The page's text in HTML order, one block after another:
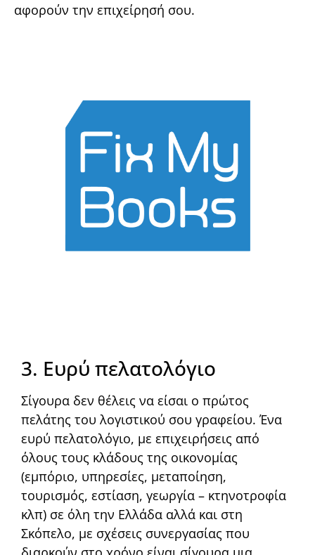
αφορούν την επιχείρησή σου.
3. Ευρύ πελατολόγιο
Σίγουρα δεν θέλεις να είσαι ο πρώτος
πελάτης του λογιστικού σου γραφείου. Ένα
ευρύ πελατολόγιο, με επιχειρήσεις από
όλους τους κλάδους της οικονομίας
(εμπόριο, υπηρεσίες, μεταποίηση,
τουρισμός, εστίαση, γεωργία – κτηνοτροφία
κλπ) σε όλη την Ελλάδα αλλά και στη
Σκόπελο, με σχέσεις συνεργασίας που